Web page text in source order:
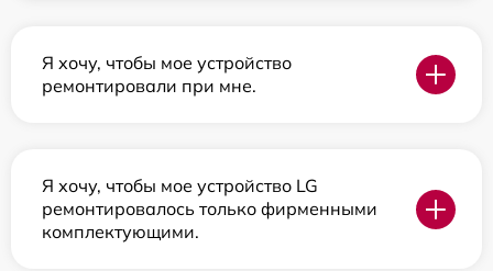
Я хочу, чтобы мое устройство
ремонтировали при мне.
Я хочу, чтобы мое устройство LG
ремонтировалось только фирменными
комплектующими.